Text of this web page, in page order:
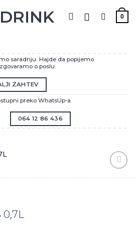
0
saradnju. Hajde da popijemo
o poslu.
ZAHTEV
preko WhatsUp-a
064 12 86 436
Zaprati